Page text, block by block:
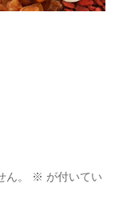
。 ※ が付いてい